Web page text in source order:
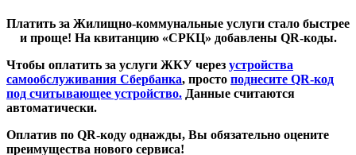
Платить за Жилищно-коммунальные услуги стало быстрее
и проще! На квитанцию «СРКЦ» добавлены QR-коды.
Чтобы оплатить за услуги ЖКУ через устройства
самообслуживания Сбербанка, просто поднесите QR-код
под считывающее устройство. Данные считаются
автоматически.
Оплатив по QR-коду однажды, Вы обязательно оцените
преимущества нового сервиса!